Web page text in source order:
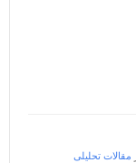
مقالات تحلیلی